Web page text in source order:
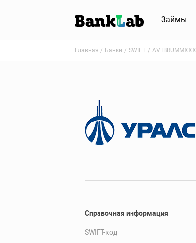
Займы
Главная Банки SWIFT AVTBRUMMXXX
Справочная информация
SWIFT-код